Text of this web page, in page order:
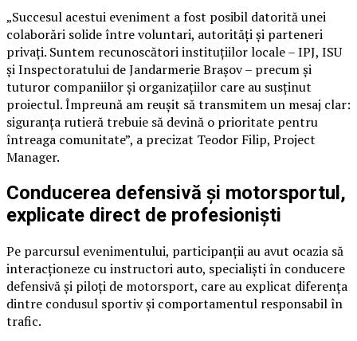
„Succesul acestui eveniment a fost posibil datorită unei
colaborări solide între voluntari, autorități și parteneri
privați. Suntem recunoscători instituțiilor locale – IPJ, ISU
și Inspectoratului de Jandarmerie Brașov – precum și
tuturor companiilor și organizațiilor care au susținut
proiectul. Împreună am reușit să transmitem un mesaj clar:
siguranța rutieră trebuie să devină o prioritate pentru
întreaga comunitate”, a precizat Teodor Filip, Project
Manager.
Conducerea defensivă și motorsportul,
explicate direct de profesioniști
Pe parcursul evenimentului, participanții au avut ocazia să
interacționeze cu instructori auto, specialiști în conducere
defensivă și piloți de motorsport, care au explicat diferența
dintre condusul sportiv și comportamentul responsabil în
trafic.